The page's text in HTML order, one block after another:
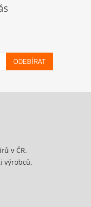
ODEBÍRAT
v ČR.
výrobců.